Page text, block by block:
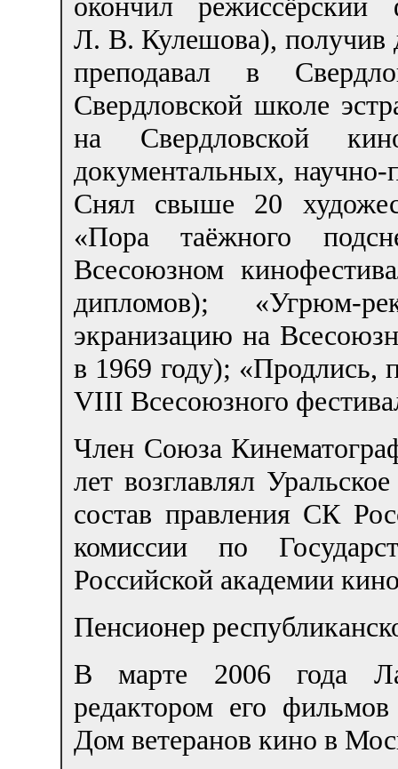
Л. В. Кулешова), получив
преподавал в
Свердловской школе
на Свердловской
документальных,
Снял свыше 20
«Пора таёжного
Всесоюзном
дипломов);
экранизацию на
в 1969 году); «Продлись,
VIII Всесоюзного
Член Союза
лет возглавлял
состав правления СК
комиссии по
Российской академии
Пенсионер
В марте 2006 года
редактором его
Дом ветеранов кино в